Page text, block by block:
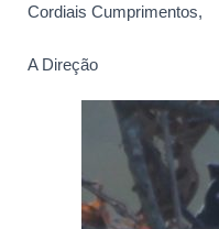
Cordiais Cumprimentos,
A Direção